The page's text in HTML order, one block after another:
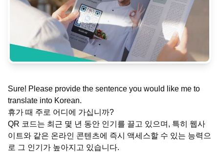
Sure! Please provide the sentence you would like me to
translate into Korean.
휴가 때 주로 어디에 가십니까?
QR 코드는 최근 몇 년 동안 인기를 끌고 있으며, 특히 웹사
이트와 같은 온라인 콘텐츠에 즉시 액세스할 수 있는 능력으
로 그 인기가 높아지고 있습니다.